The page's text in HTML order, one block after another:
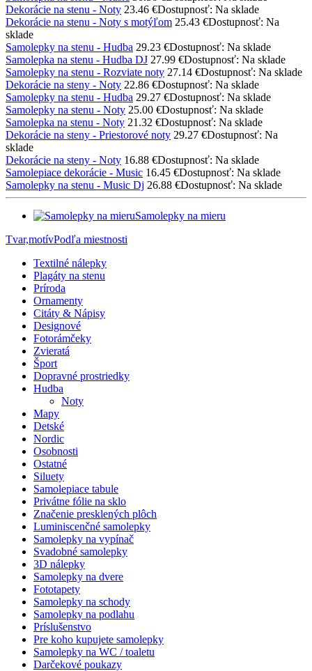
Dekorácie na stenu - Noty 23.46 €Dostupnosť: Na sklade
Dekorácie na stenu - Noty s motýľom 25.43 €Dostupnosť: Na
sklade
Samolepky na stenu - Hudba 29.23 €Dostupnosť: Na sklade
Samolepka na stenu - Hudba DJ 27.99 €Dostupnosť: Na sklade
Samolepky na stenu - Rozviate noty 27.14 €Dostupnosť: Na sklade
Dekorácie na steny - Noty 22.86 €Dostupnosť: Na sklade
Samolepky na stenu - Hudba 29.27 €Dostupnosť: Na sklade
Samolepky na stenu - Noty 25.00 €Dostupnosť: Na sklade
Samolepka na stenu - Noty 21.32 €Dostupnosť: Na sklade
Dekorácie na steny - Priestorové noty 29.27 €Dostupnosť: Na
sklade
Dekorácie na steny - Noty 16.88 €Dostupnosť: Na sklade
Samolepiace dekorácie - Music 16.45 €Dostupnosť: Na sklade
Samolepky na stenu - Music Dj 26.88 €Dostupnosť: Na sklade
Samolepky na mieru
Tvar,motívPodľa miestnosti
Textilné nálepky
Plagáty na stenu
Príroda
Ornamenty
Citáty & Nápisy
Designové
Fotorámčeky
Zvieratá
Šport
Dopravné prostriedky
Hudba
Noty
Mapy
Detské
Nordic
Osobnosti
Ostatné
Siluety
Samolepiace tabule
Privátne fólie na sklo
Značenie presklených plôch
Luminiscenčné samolepky
Samolepky na vypínač
Svadobné samolepky
3D nálepky
Samolepky na dvere
Fototapety
Samolepky na schody
Samolepky na podlahu
Príslušenstvo
Pre koho kupujete samolepky
Samolepky na WC / toaletu
Darčekové poukazy